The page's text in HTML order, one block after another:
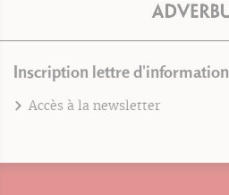
Inscription lettre d'information
Accès à la newsletter